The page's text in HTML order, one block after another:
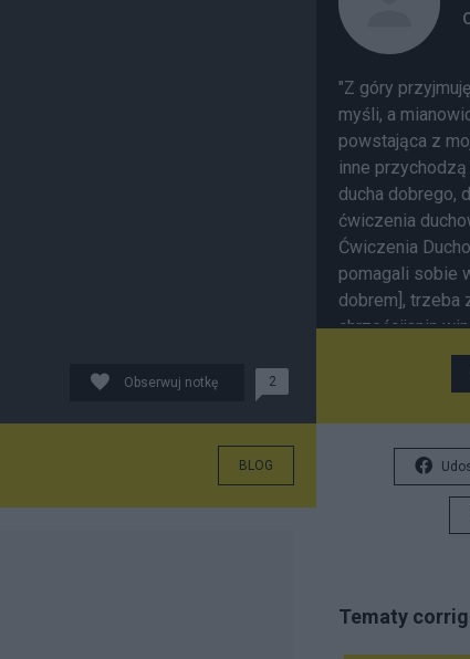
Obserwuj notkę 2
BLOG
"Z góry
myśli, a
powstająca z
inne
ducha dobrego,
ćwiczenia
Ćwiczenia
pomagali sobie
dobrem], trzeba
chrześcijanin
ocalenia
potępienia. A
wystarcza,
stosownych do
rozumiejąc,
Tematy